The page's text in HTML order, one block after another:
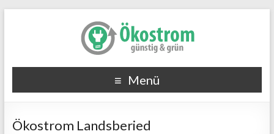
Menü
Ökostrom Landsberied